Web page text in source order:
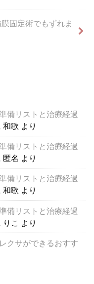
固定術でもずれま
備リストと治療経過
和歌 より
備リストと治療経過
匿名 より
備リストと治療経過
和歌 より
備リストと治療経過
りこ より
クサができるおすす